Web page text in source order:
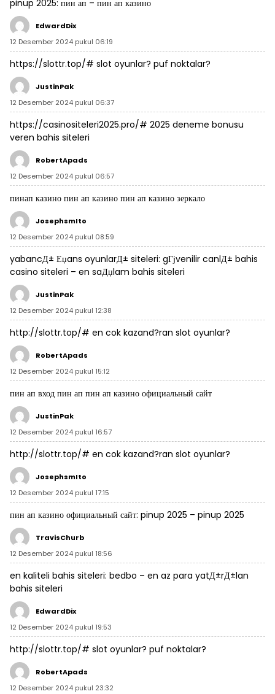
pinup 2025: пин ап – пин ап казино
EdwardDix
12 Desember 2024 pukul 06:19
https://slottr.top/# slot oyunlar? puf noktalar?
JustinPak
12 Desember 2024 pukul 06:37
https://casinositeleri2025.pro/# 2025 deneme bonusu
veren bahis siteleri
RobertApads
12 Desember 2024 pukul 06:57
пинап казино пин ап казино пин ап казино зеркало
JosephsmIto
12 Desember 2024 pukul 08:59
yabancД± Еџans oyunlarД± siteleri: gГјvenilir canlД± bahis
casino siteleri – en saДџlam bahis siteleri
JustinPak
12 Desember 2024 pukul 12:38
http://slottr.top/# en cok kazand?ran slot oyunlar?
RobertApads
12 Desember 2024 pukul 15:12
пин ап вход пин ап пин ап казино официальный сайт
JustinPak
12 Desember 2024 pukul 16:57
http://slottr.top/# en cok kazand?ran slot oyunlar?
JosephsmIto
12 Desember 2024 pukul 17:15
пин ап казино официальный сайт: pinup 2025 – pinup 2025
TravisChurb
12 Desember 2024 pukul 18:56
en kaliteli bahis siteleri: bedbo – en az para yatД±rД±lan
bahis siteleri
EdwardDix
12 Desember 2024 pukul 19:53
http://slottr.top/# slot oyunlar? puf noktalar?
RobertApads
12 Desember 2024 pukul 23:32